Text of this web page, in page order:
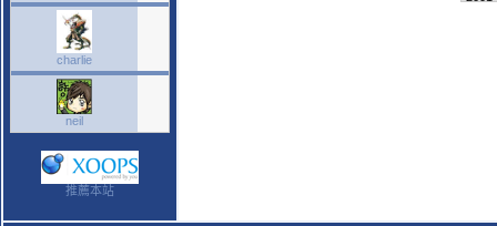
charlie
neil
推薦本站